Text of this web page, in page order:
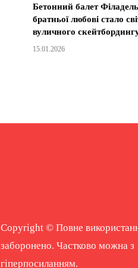
Бетонний балет
братньої любові стало
вуличного
15.01.2026
Copyright © Повне
заборонено. Частково можна з
гіперпосиланням.